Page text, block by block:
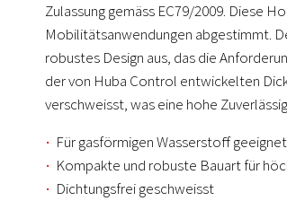
Zulassung gemäss EC79/2009. Diese
Mobilitätsanwendungen abgestimmt.
robustes Design aus, das die
der von Huba Control entwickelten
verschweisst, was eine hohe
Für gasförmigen Wasserstoff geeignet
Kompakte und robuste Bauart für
Dichtungsfrei geschweisst